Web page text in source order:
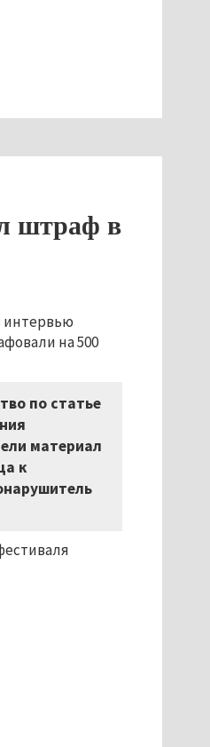
штраф в
интервью
на 500
по статье
материал
к